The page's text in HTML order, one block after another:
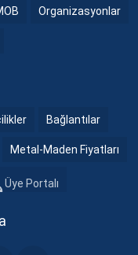
Organizasyonlar
Bağlantılar
Metal-Maden Fiyatları
Üye Portalı